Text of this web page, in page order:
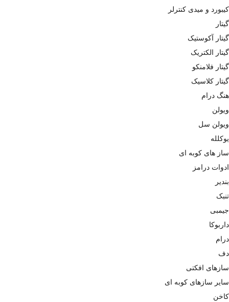
کیبورد و میدی کنترلر
گیتار
گیتار آکوستیک
گیتار الکتریک
گیتار فلامنکو
گیتار کلاسیک
هنگ درام
ویولن
ویولن سل
یوکلله
ساز های کوبه ای
ادوات درامز
بندیر
تنبک
جیمبی
داربوکا
درام
دف
سازهای افکتی
سایر سازهای کوبه ای
کاخن